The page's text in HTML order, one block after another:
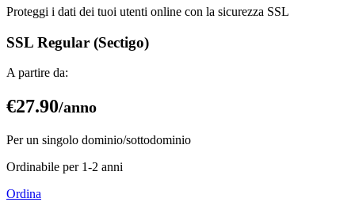
Proteggi i dati dei tuoi utenti online con la sicurezza SSL
SSL Regular (Sectigo)
A partire da:
€27.90/anno
Per un singolo dominio/sottodominio
Ordinabile per 1-2 anni
Ordina